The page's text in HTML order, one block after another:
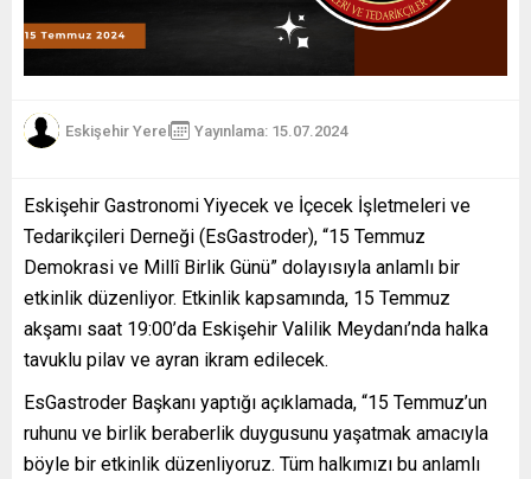
Eskişehir Yerel Yayınlama: 15.07.2024
Eskişehir Gastronomi Yiyecek ve İçecek İşletmeleri ve
Tedarikçileri Derneği (EsGastroder), “15 Temmuz
Demokrasi ve Millî Birlik Günü” dolayısıyla anlamlı bir
etkinlik düzenliyor. Etkinlik kapsamında, 15 Temmuz
akşamı saat 19:00’da Eskişehir Valilik Meydanı’nda halka
tavuklu pilav ve ayran ikram edilecek.
EsGastroder Başkanı yaptığı açıklamada, “15 Temmuz’un
ruhunu ve birlik beraberlik duygusunu yaşatmak amacıyla
böyle bir etkinlik düzenliyoruz. Tüm halkımızı bu anlamlı